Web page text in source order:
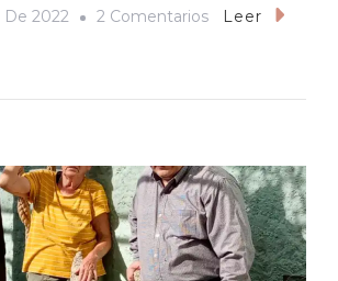
De 2022 2 ComentariosEn
Canta
Muy
Bien,
Me
Leer